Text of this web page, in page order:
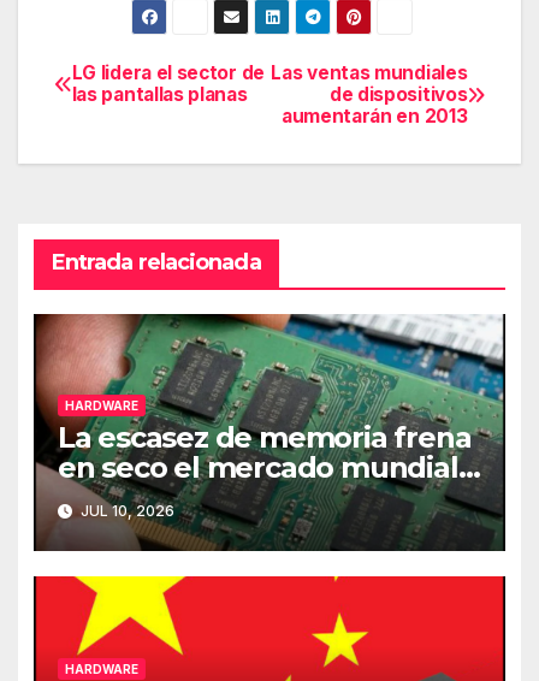
Navegación Las ventas mundiales
de dispositivos
aumentarán en 2013
LG lidera el sector de
las pantallas planas
Entrada relacionada
HARDWARE
La escasez de memoria frena
en seco el mercado mundial
de PCs
JUL 10, 2026
HARDWARE